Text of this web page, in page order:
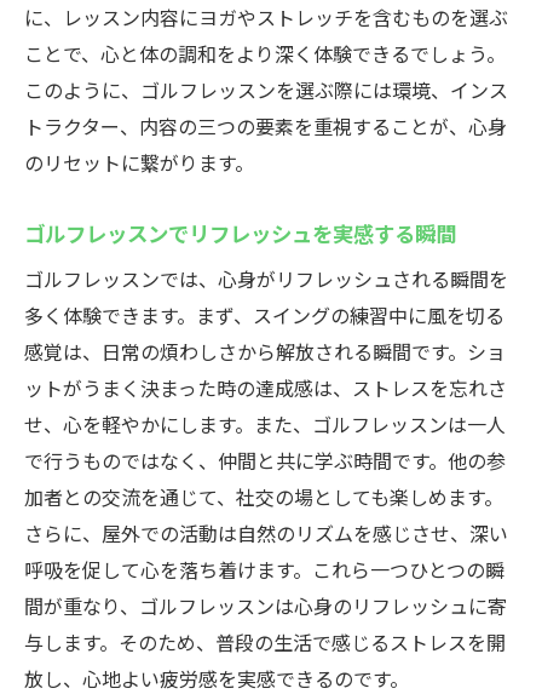
ゴルフレッスンで心を癒す時間の使い方
ゴルフレッスンが提供する究極の癒し体験
日常を忘れさせるゴルフレッスンの魅力
ゴルフレッスンで心の平和を取り戻す
方法
マインドフルネスを取り入れたゴルフレッ
スンのメリット
ゴルフレッスンで心を整える実践法
集中力を高めるマインドフルネスの活用
ゴルフレッスンでのマインドフルネスの実
践
ゴルフレッスンで心を落ち着かせる方法
マインドフルネスがもたらすゴルフレッス
ンの効果
ゴルフレッスンを通じて心身の健康を手に入れ
よう
に、レッスン内容にヨガやストレッチを含むものを選ぶ
ことで、心と体の調和をより深く体験できるでしょう。
このように、ゴルフレッスンを選ぶ際には環境、インス
トラクター、内容の三つの要素を重視することが、心身
のリセットに繋がります。
ゴルフレッスンでリフレッシュを実感する瞬間
ゴルフレッスンでは、心身がリフレッシュされる瞬間を
多く体験できます。まず、スイングの練習中に風を切る
感覚は、日常の煩わしさから解放される瞬間です。ショ
ットがうまく決まった時の達成感は、ストレスを忘れさ
せ、心を軽やかにします。また、ゴルフレッスンは一人
で行うものではなく、仲間と共に学ぶ時間です。他の参
加者との交流を通じて、社交の場としても楽しめます。
さらに、屋外での活動は自然のリズムを感じさせ、深い
呼吸を促して心を落ち着けます。これら一つひとつの瞬
間が重なり、ゴルフレッスンは心身のリフレッシュに寄
与します。そのため、普段の生活で感じるストレスを開
放し、心地よい疲労感を実感できるのです。